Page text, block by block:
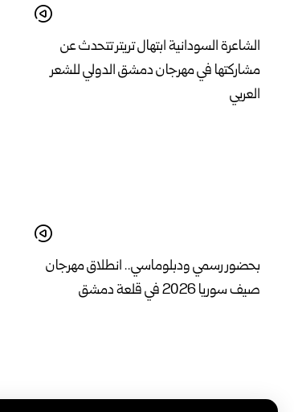
الشاعرة السودانية ابتهال تريتر تتحدث عن
مشاركتها في مهرجان دمشق الدولي للشعر
العربي
بحضور رسمي ودبلوماسي.. انطلاق مهرجان
صيف سوريا 2026 في قلعة دمشق